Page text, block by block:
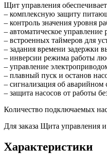
Щит управления
– комплексную защиту
– контроль значения уровня
– автоматическое управление
– встроенных таймеров для
– задания времени задержки
– инверсии режима работы
– управление
– плавный пуск и останов
– сигнализация об аварийном
– защита насосов от работы
Количество подключаемых
Для заказа Щита
Характеристики